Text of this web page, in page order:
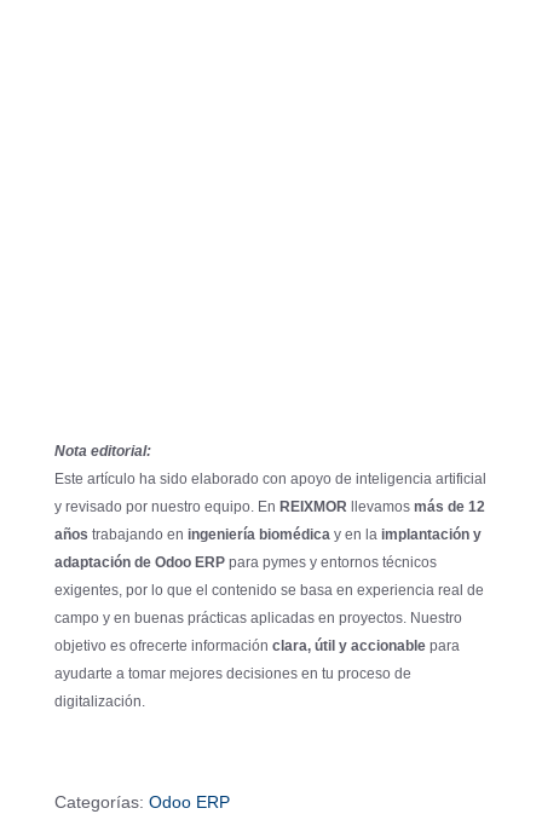
Nota editorial:
Este artículo ha sido elaborado con apoyo de inteligencia artificial
y revisado por nuestro equipo. En REIXMOR llevamos más de 12
años trabajando en ingeniería biomédicay en la implantación y
adaptación de Odoo ERPpara pymes y entornos técnicos
exigentes, por lo que el contenido se basa en experiencia real de
campo y en buenas prácticas aplicadas en proyectos. Nuestro
objetivo es ofrecerte información clara, útil y accionablepara
ayudarte a tomar mejores decisiones en tu proceso de
digitalización.
Categorías: Odoo ERP